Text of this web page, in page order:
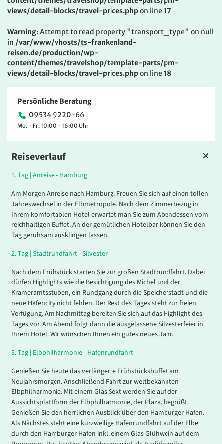
Reiseverlauf
1.Tag | Anreise - Hamburg
Am Morgen Anreise nach Hamburg. Freuen Sie sich auf einen tollen
Jahreswechsel in der Elbmetropole. Nach dem Zimmerbezug in
Ihrem komfortablen Hotel erwartet man Sie zum Abendessen vom
reichhaltigen Buffet. An der gemütlichen Hotelbar können Sie den
Tag geruhsam ausklingen lassen.
2.Tag | Stadtrundfahrt - Silvester
Nach dem Frühstück starten Sie zur großen Stadtrundfahrt. Dabei
dürfen Highlights wie die Besichtigung des Michel und der
Krameramtsstuben, ein Rundgang durch die Speicherstadt und die
neue Hafencity nicht fehlen. Der Rest des Tages steht zur freien
Verfügung. Am Nachmittag bereiten Sie sich auf das Highlight des
Tages vor. Am Abend folgt dann die ausgelassene Silvesterfeier in
Ihrem Hotel. Wir wünschen Ihnen ein gutes neues Jahr.
3.Tag | Elbphilharmonie - Hafenrundfahrt
Genießen Sie heute das verlängerte Frühstücksbuffet am
Neujahrsmorgen. Anschließend Fahrt zur weltbekannten
Elbphilharmonie. Mit einem Glas Sekt werden Sie auf der
Aussichtsplattform der Elbphilharmonie, der Plaza, begrüßt.
Genießen Sie den herrlichen Ausblick über den Hamburger Hafen.
Als Nächstes steht eine kurzweilige Hafenrundfahrt auf der Elbe
durch den Hamburger Hafen inkl. einem Glas Glühwein auf dem
views/detail-blocks/travel-prices.phpon line 17
Warning: Attempt to read property "transport_type" on null
in /var/www/vhosts/ts-frankenland-
reisen.de/production/wp-
content/themes/travelshop/template-parts/pm-
views/detail-blocks/travel-prices.phpon line 18
Persönliche Beratung
09534 9220-66
Mo. - Fr. 10:00 - 16:00 Uhr